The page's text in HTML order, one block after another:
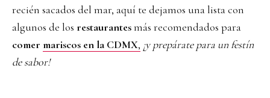
recién sacados del mar, aquí te dejamos una lista con
algunos de los restaurantesmás recomendados para
comer mariscos en la CDMX, ¡y prepárate para un festín
de sabor!